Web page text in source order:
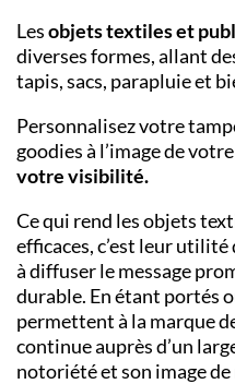
Lesobjets textiles et
diverses formes, allant
tapis, sacs, parapluie et
Personnalisez votre
goodies à l’image de
votre visibilité.
Ce qui rend les objets
efficaces, c’est leur
à diffuser le message
durable. En étant portés
permettent à la marque
continue auprès d’un
notoriété et son image de